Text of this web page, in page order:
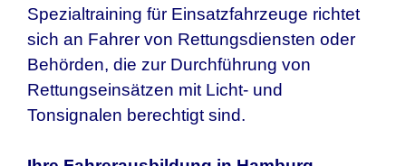
Spezialtraining für Einsatzfahrzeuge richtet
sich an Fahrer von Rettungsdiensten oder
Behörden, die zur Durchführung von
Rettungseinsätzen mit Licht- und
Tonsignalen berechtigt sind.